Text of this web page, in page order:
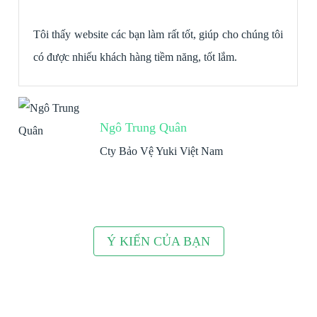
Tôi thấy website các bạn làm rất tốt, giúp cho chúng tôi
có được nhiếu khách hàng tiềm năng, tốt lắm.
Ngô Trung Quân
Cty Bảo Vệ Yuki Việt Nam
Ý KIẾN CỦA BẠN